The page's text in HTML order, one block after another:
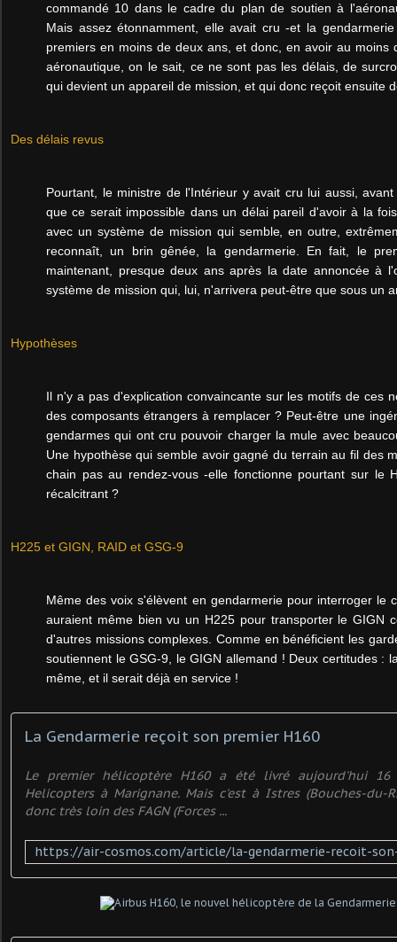
commandé 10 dans le cadre du plan de soutien à
Mais assez étonnamment, elle avait cru -et la
premiers en moins de deux ans, et donc, en avoir au moins
aéronautique, on le sait, ce ne sont pas les délais, de
qui devient un appareil de mission, et qui donc reçoit ensuite
Des délais revus
Pourtant, le ministre de l'Intérieur y avait cru lui aussi,
que ce serait impossible dans un délai pareil d'avoir à la
avec un système de mission qui semble, en outre,
reconnaît, un brin gênée, la gendarmerie. En fait, le
maintenant, presque deux ans après la date annoncée à
système de mission qui, lui, n'arrivera peut-être que sous un
Hypothèses
Il n'y a pas d'explication convaincante sur les motifs de ces
des composants étrangers à remplacer ? Peut-être une
gendarmes qui ont cru pouvoir charger la mule avec
Une hypothèse qui semble avoir gagné du terrain au fil des
chain pas au rendez-vous -elle fonctionne pourtant sur le
récalcitrant ?
H225 et GIGN, RAID et GSG-9
Même des voix s'élèvent en gendarmerie pour interroger le
auraient même bien vu un H225 pour transporter le GIGN
d'autres missions complexes. Comme en bénéficient les
soutiennent le GSG-9, le GIGN allemand ! Deux certitudes :
même, et il serait déjà en service !
La Gendarmerie reçoit son premier H160
Le premier hélicoptère H160 a été livré aujourd'hui 16
Helicopters à Marignane. Mais c'est à Istres (Bouches-du-
donc très loin des FAGN (Forces ...
https://air-cosmos.com/article/la-gendarmerie-recoit-